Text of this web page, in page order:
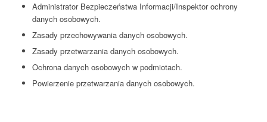
Administrator Bezpieczeństwa Informacji/Inspektor ochrony
danych osobowych.
Zasady przechowywania danych osobowych.
Zasady przetwarzania danych osobowych.
Ochrona danych osobowych w podmiotach.
Powierzenie przetwarzania danych osobowych.